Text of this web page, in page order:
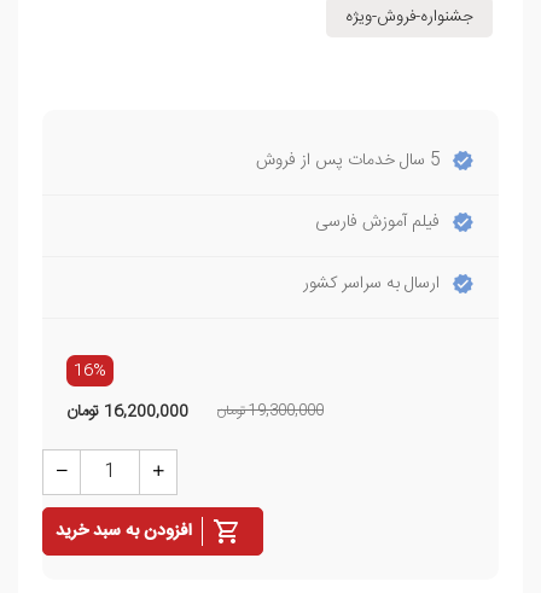
جشنواره-فروش-ویژه
5 سال خدمات پس از فروش
فیلم آموزش فارسی
ارسال به سراسر کشور
16%
19,300,000 تومان 16,200,000 تومان
افزودن به سبد خرید